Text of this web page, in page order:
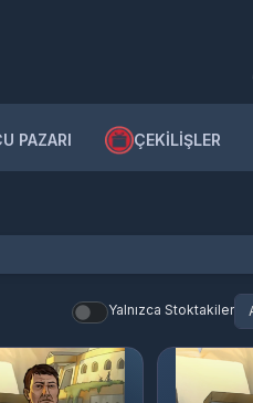
PAZARI ÇEKİLİŞLER
Yalnızca Stoktakiler